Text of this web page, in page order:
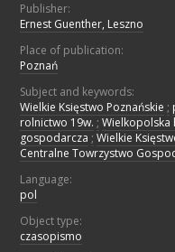
Publisher:
Ernest Guenther, Leszno
Place of publication:
Poznań
Subject and keywords:
Wielkie Księstwo Poznańskie ;
rolnictwo 19w. ; Wielkopolska
gospodarcza ; Wielkie
Centralne Towrzystwo
Language:
pol
Object type:
czasopismo